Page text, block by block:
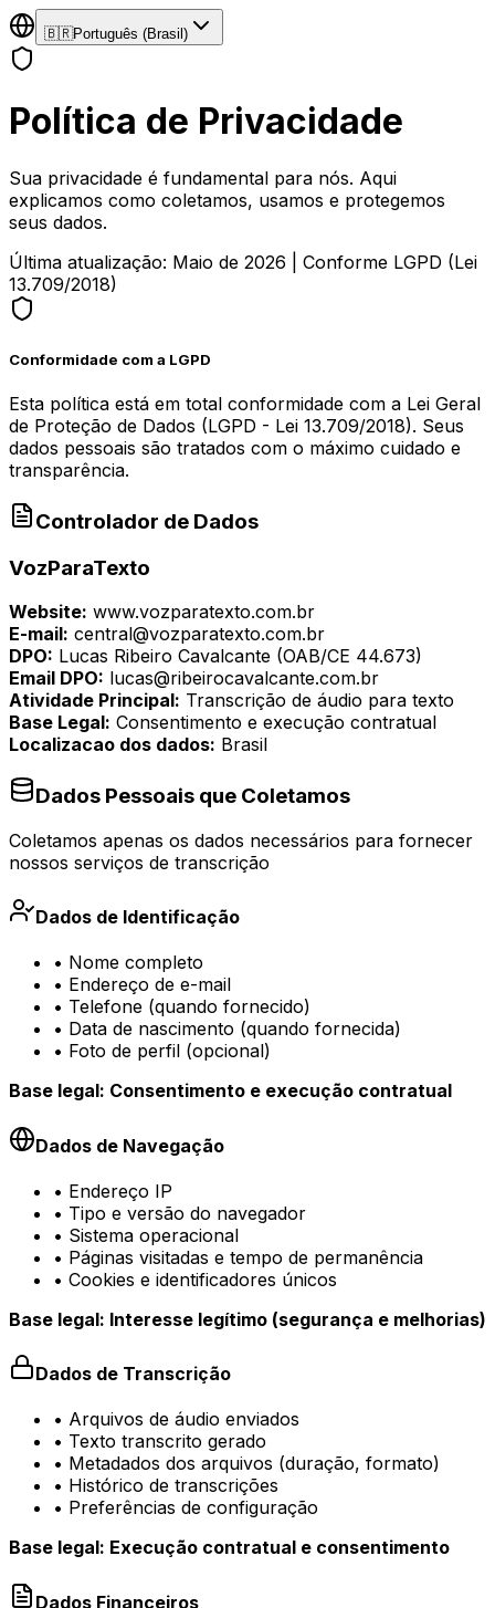
🇧🇷Português (Brasil)
Política de Privacidade
Sua privacidade é fundamental para nós. Aqui
explicamos como coletamos, usamos e protegemos
seus dados.
Última atualização: Maio de 2026 | Conforme LGPD (Lei
13.709/2018)
Conformidade com a LGPD
Esta política está em total conformidade com a Lei Geral
de Proteção de Dados (LGPD - Lei 13.709/2018). Seus
dados pessoais são tratados com o máximo cuidado e
transparência.
Controlador de Dados
VozParaTexto
Website: www.vozparatexto.com.br
E-mail: central@vozparatexto.com.br
DPO: Lucas Ribeiro Cavalcante (OAB/CE 44.673)
Email DPO: lucas@ribeirocavalcante.com.br
Atividade Principal: Transcrição de áudio para texto
Base Legal: Consentimento e execução contratual
Localizacao dos dados: Brasil
Dados Pessoais que Coletamos
Coletamos apenas os dados necessários para fornecer
nossos serviços de transcrição
Dados de Identificação
• Nome completo
• Endereço de e-mail
• Telefone (quando fornecido)
• Data de nascimento (quando fornecida)
• Foto de perfil (opcional)
Base legal: Consentimento e execução contratual
Dados de Navegação
• Endereço IP
• Tipo e versão do navegador
• Sistema operacional
• Páginas visitadas e tempo de permanência
• Cookies e identificadores únicos
Base legal: Interesse legítimo (segurança e melhorias)
Dados de Transcrição
• Arquivos de áudio enviados
• Texto transcrito gerado
• Metadados dos arquivos (duração, formato)
• Histórico de transcrições
• Preferências de configuração
Base legal: Execução contratual e consentimento
Dados Financeiros